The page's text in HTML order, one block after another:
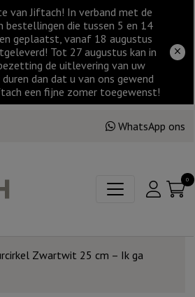
van Jiftach! In verband met de
bestellingen die tussen 5 en 14
geplaatst, vanaf 18 augustus
Tot 27 augustus kan in
de uitlevering van uw
dan dat u van ons gewend
een fijne zomer toegewenst!
WhatsApp ons
0
Zwartwit 25 cm – Ik ga